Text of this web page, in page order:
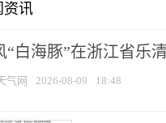
资讯
“白海豚”在浙江省乐
气网 2026-08-09 18:48